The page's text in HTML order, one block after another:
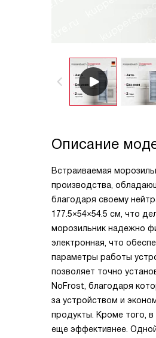
Описание
Встраиваемая
производства,
благодаря своему
177.5×54×54.5 см, что
морозильник надежно
электронная, что
параметры работы
позволяет точно
NoFrost, благодаря
за устройством и
продукты. Кроме того, в
еще эффективнее.